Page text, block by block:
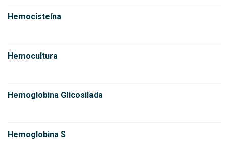
Hemocisteína
Hemocultura
Hemoglobina Glicosilada
Hemoglobina S